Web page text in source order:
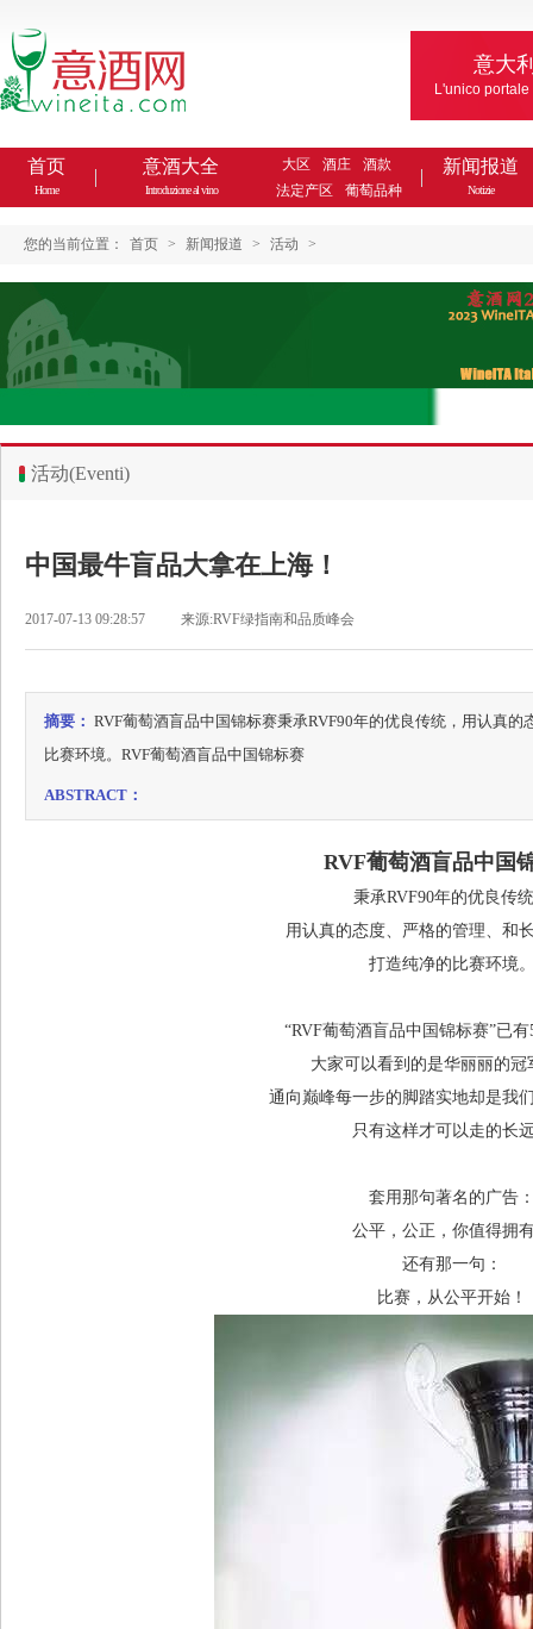
意大
L'unico
首页
Home
意酒大全
Introduzione al vino
大区 酒庄
酒款
法定产区
葡萄品种
新闻报道
Notizie
您的当前位置： 首页 > 新闻报道 > 活动 >
活动(Eventi)
中国最牛盲品大拿在上海！
2017-07-13 09:28:57 来源:RVF绿指南和品质峰会
摘要： RVF葡萄酒盲品中国锦标赛秉承RVF90年的优良传统，用认真
比赛环境。RVF葡萄酒盲品中国锦标赛
ABSTRACT：
RVF葡萄酒盲品中国
秉承RVF90年的优良传
用认真的态度、严格的管理、和
打造纯净的比赛环境
“RVF葡萄酒盲品中国锦标赛”已
大家可以看到的是华丽丽的冠
通向巅峰每一步的脚踏实地却是我
只有这样才可以走的长
套用那句著名的广告
公平，公正，你值得拥
还有那一句：
比赛，从公平开始！